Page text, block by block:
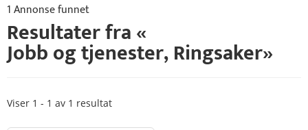
1 Annonse funnet
Resultater fra «
Jobb og tjenester,Ringsaker»
Viser 1 - 1 av 1 resultat